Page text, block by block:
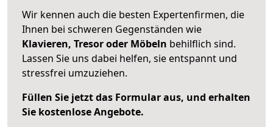
Wir kennen auch die besten Expertenfirmen, die
Ihnen bei schweren Gegenständen wie
Klavieren, Tresor oder Möbeln behilflich sind.
Lassen Sie uns dabei helfen, sie entspannt und
stressfrei umzuziehen.
Füllen Sie jetzt das Formular aus, und erhalten
Sie kostenlose Angebote.